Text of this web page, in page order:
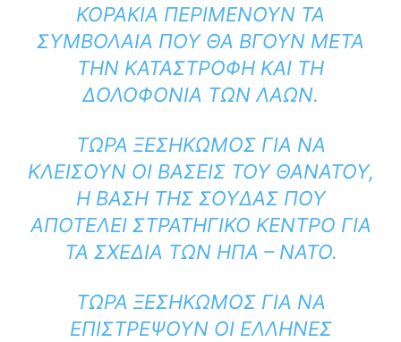
ΚΟΡΆΚΙΑ ΠΕΡΙΜΈΝΟΥΝ ΤΑ
ΣΥΜΒΌΛΑΙΑ ΠΟΥ ΘΑ ΒΓΟΥΝ ΜΕΤΆ
ΤΗΝ ΚΑΤΑΣΤΡΟΦΉ ΚΑΙ ΤΗ
ΔΟΛΟΦΟΝΊΑ ΤΩΝ ΛΑΏΝ.
ΤΏΡΑ ΞΕΣΗΚΩΜΌΣ ΓΙΑ ΝΑ
ΚΛΕΊΣΟΥΝ ΟΙ ΒΆΣΕΙΣ ΤΟΥ ΘΑΝΆΤΟΥ,
Η ΒΆΣΗ ΤΗΣ ΣΟΎΔΑΣ ΠΟΥ
ΑΠΟΤΕΛΕΊ ΣΤΡΑΤΗΓΙΚΌ ΚΈΝΤΡΟ ΓΙΑ
ΤΑ ΣΧΈΔΙΑ ΤΩΝ ΗΠΑ – ΝΑΤΟ.
ΤΏΡΑ ΞΕΣΗΚΩΜΌΣ ΓΙΑ ΝΑ
ΕΠΙΣΤΡΈΨΟΥΝ ΟΙ ΈΛΛΗΝΕΣ